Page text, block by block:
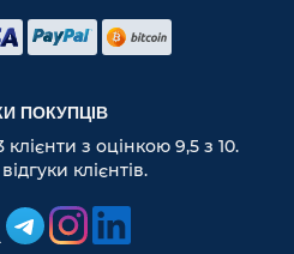
ПОКУПЦІВ
з оцінкою 9,5 з 10.
клієнтів.